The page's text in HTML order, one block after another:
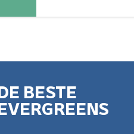
DE BESTE
EVERGREENS